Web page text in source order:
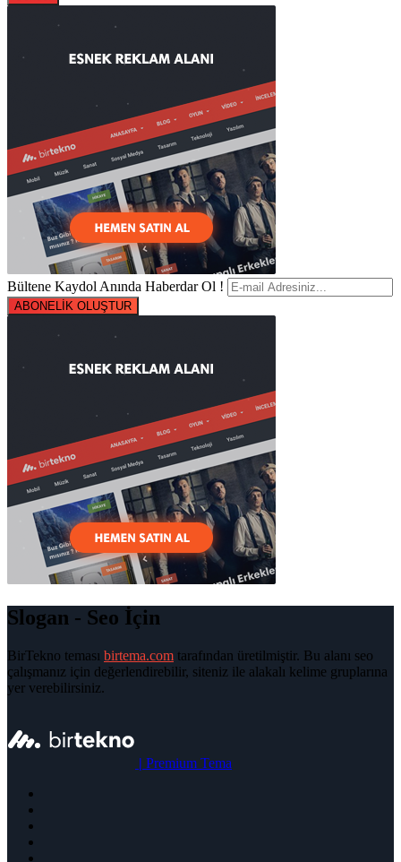
Bültene Kaydol Anında Haberdar Ol !
ABONELİK OLUŞTUR
Slogan - Seo İçin
BirTekno teması birtema.com tarafından üretilmiştir. Bu alanı seo
çalışmanız için değerlendirebilir, siteniz ile alakalı kelime gruplarına
yer verebilirsiniz.
| Premium Tema